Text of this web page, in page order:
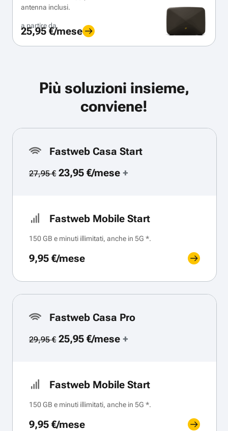
antenna inclusi.
a partire da
25,95 €/mese
Più soluzioni insieme,
conviene!
Fastweb Casa Start
27,95 €23,95 €/mese+
Fastweb Mobile Start
150 GB e minuti illimitati, anche in 5G *.
9,95 €/mese
Fastweb Casa Pro
29,95 €25,95 €/mese+
Fastweb Mobile Start
150 GB e minuti illimitati, anche in 5G *.
9,95 €/mese